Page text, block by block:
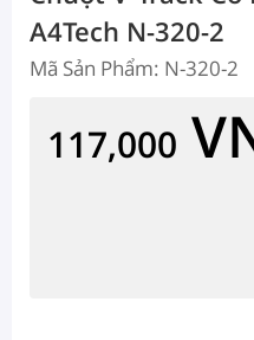
A4Tech N-320-2
Mã Sản Phẩm: N-320-2
117,000